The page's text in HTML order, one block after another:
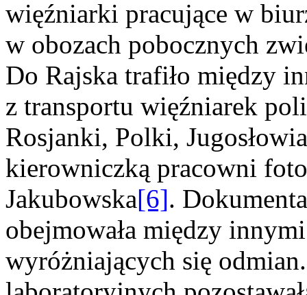
więźniarki pracujące w
w obozach pobocznych
Do Rajska trafiło między
z transportu więźniarek
Rosjanki, Polki,
kierowniczką pracowni
Jakubowska[6].
obejmowała między
wyróżniających się